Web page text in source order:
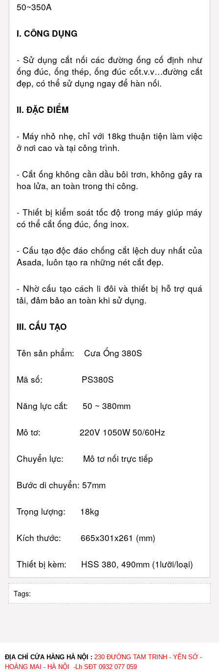
50~350A
I. CÔNG DỤNG
- Sử dụng cắt nối các đường ống cố định như
ống đúc, ống thép, ống đúc cốt.v.v…đường cắt
đẹp, có thể sử dụng ngay để hàn nối.
II. ĐẶC ĐIỂM
- Máy nhỏ nhẹ, chỉ với 18kg thuận tiện làm việc
ở nơi cao và tại công trình.
- Cắt ống không cần dầu bôi trơn, không gây ra
hoa lửa, an toàn trong thi công.
- Thiết bị kiểm soát tốc độ trong máy giúp máy
có thể cắt ống đúc, ống inox.
- Cấu tạo độc đáo chống cắt lệch duy nhất của
Asada, luôn tạo ra những nét cắt đẹp.
- Nhờ cấu tạo cách li đôi và thiết bị hỗ trợ quá
tải, đảm bảo an toàn khi sử dụng.
III. CẤU TẠO
Tên sản phẩm: Cưa Ống 380S
Mã số: PS380S
Năng lực cắt: 50 ~ 380mm
Mô tơ: 220V 1050W 50/60Hz
Chuyển lực: Mô tơ nối trực tiếp
Bước di chuyển: 57mm
Trọng lượng: 18kg
Kích thước: 665x301x261 (mm)
Thiết bị kèm: HSS 380, 490mm (1lưỡi/loại)
Tags:
ĐỊA CHỈ CỬA HÀNG HÀ NỘI : 230 ĐƯỜNG TAM TRINH - YÊN SỞ -
HOÀNG MAI - HÀ NỘI -Lh SĐT 0932 077 059